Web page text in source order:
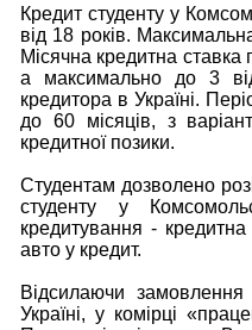
Кредит студенту у
від 18 років.
Місячна кредитна ставка
а максимально до 3
кредитора в Україні.
до 60 місяців, з
кредитної позики.
Студентам дозволено
студенту у
кредитування -
авто у кредит.
Відсилаючи
Україні, у комірці